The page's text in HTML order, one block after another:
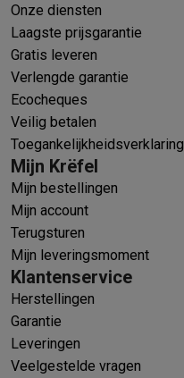
Onze diensten
Laagste prijsgarantie
Gratis leveren
Verlengde garantie
Ecocheques
Veilig betalen
Toegankelijkheidsverklaring
Mijn Krëfel
Mijn bestellingen
Mijn account
Terugsturen
Mijn leveringsmoment
Klantenservice
Herstellingen
Garantie
Leveringen
Veelgestelde vragen